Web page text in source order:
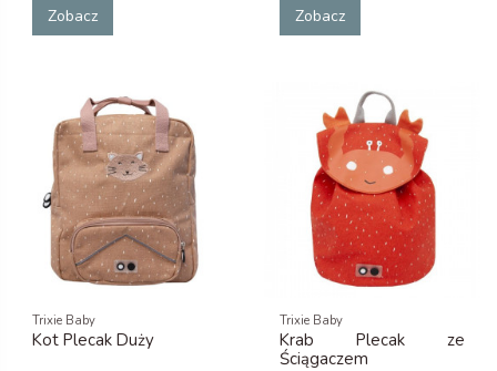
Zobacz Zobacz
Trixie Baby
Kot Plecak Duży
Trixie Baby
Krab Plecak ze
Ściągaczem